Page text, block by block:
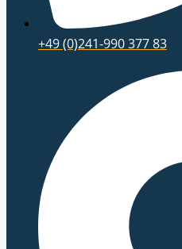
+49 (0)241-990 377 83